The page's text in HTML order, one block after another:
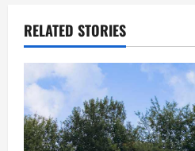
i
g
a
RELATED STORIES